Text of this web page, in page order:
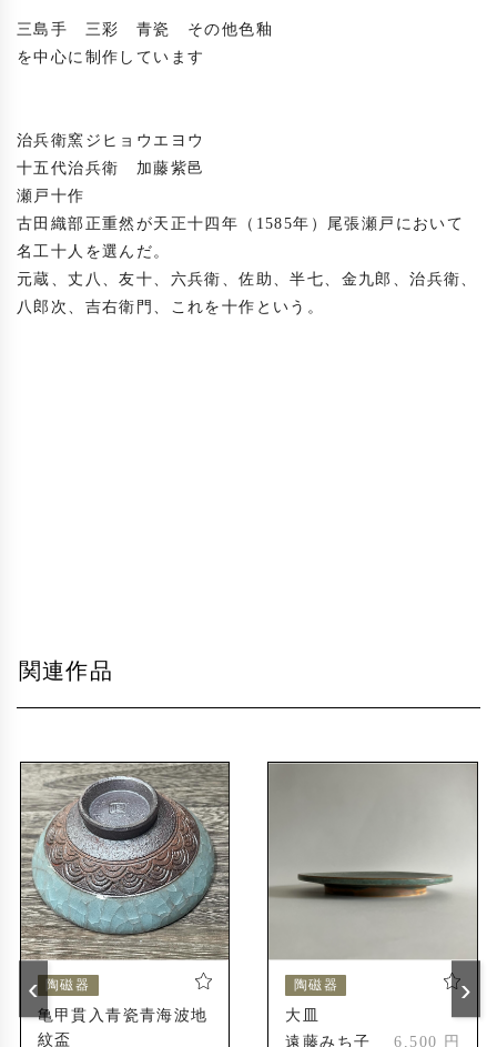
三島手　三彩　青瓷　その他色釉
を中心に制作しています
治兵衛窯ジヒョウエヨウ
十五代治兵衛　加藤紫邑
瀬戸十作
古田織部正重然が天正十四年（1585年）尾張瀬戸において
名工十人を選んだ。
元蔵、丈八、友十、六兵衛、佐助、半七、金九郎、治兵衛、
八郎次、吉右衛門、これを十作という。
関連作品
陶磁器
亀甲貫入青瓷青海波地
紋盃
陶磁器
大皿
遠藤みち子
6,500 円
‹ ›